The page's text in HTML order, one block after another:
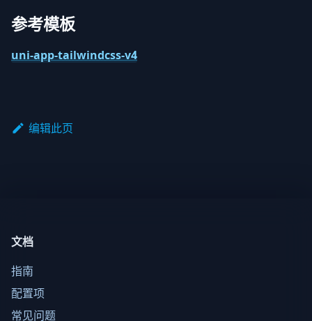
参考模板
uni-app-tailwindcss-v4
编辑此页
文档
指南
配置项
常见问题